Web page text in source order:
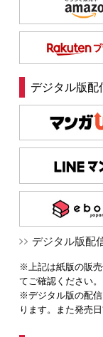
デジタル版配
デジタル版配
※上記は紙版の販
てご確認ください。
※デジタル版の配
ります。また発売